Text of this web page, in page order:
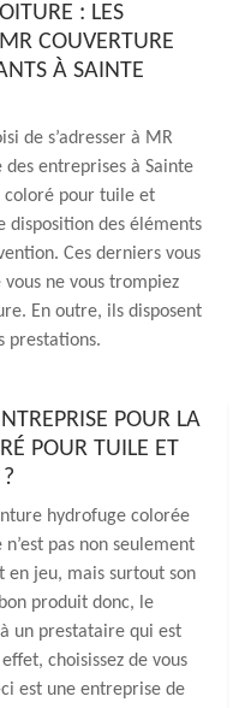
: LES
COUVERTURE
À SAINTE
de s’adresser à MR
entreprises à Sainte
coloré pour tuile et
des éléments
Ces derniers vous
ne vous trompiez
En outre, ils disposent
prestations.
POUR LA
POUR TUILE ET
hydrofuge colorée
pas non seulement
en jeu, mais surtout son
produit donc, le
un prestataire qui est
choisissez de vous
est une entreprise de